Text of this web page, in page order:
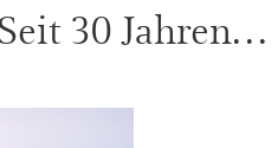
Seit 30 Jahren…